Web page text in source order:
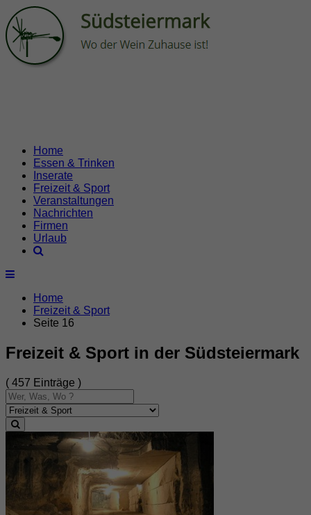
Home
Essen & Trinken
Inserate
Freizeit & Sport
Veranstaltungen
Nachrichten
Firmen
Urlaub
Home
Freizeit & Sport
Seite 16
Freizeit & Sport in der Südsteiermark
( 457 Einträge )